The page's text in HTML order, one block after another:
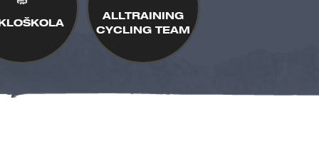
ALLTRAINING
CYCLING TEAM